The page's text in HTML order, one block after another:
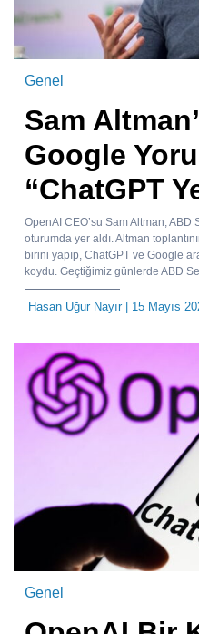
Genel
Sam
Google
“ChatGPT
OpenAI CEO’su Sam Altman,
oturumda yer aldı. Altman
birini yapıp, ChatGPT ve Google
koydu. Geçtiğimiz günlerde ABD
Hasan Uğur Nayır| 15 Mayıs
Genel